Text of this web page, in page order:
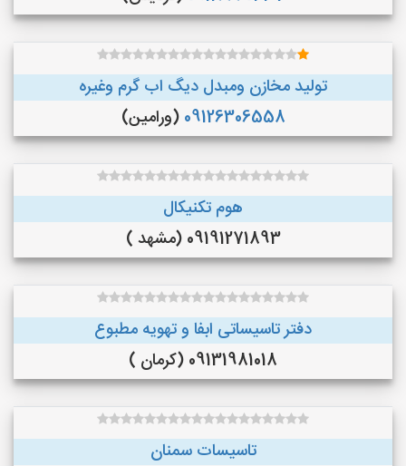
تولید مخازن ومبدل دیگ اب گرم وغیره
09126306558 (ورامین)
هوم تکنیکال
09191271893 (مشهد )
دفتر تاسیساتی ابفا و تهویه مطبوع
09131981018 (کرمان )
تاسیسات سمنان